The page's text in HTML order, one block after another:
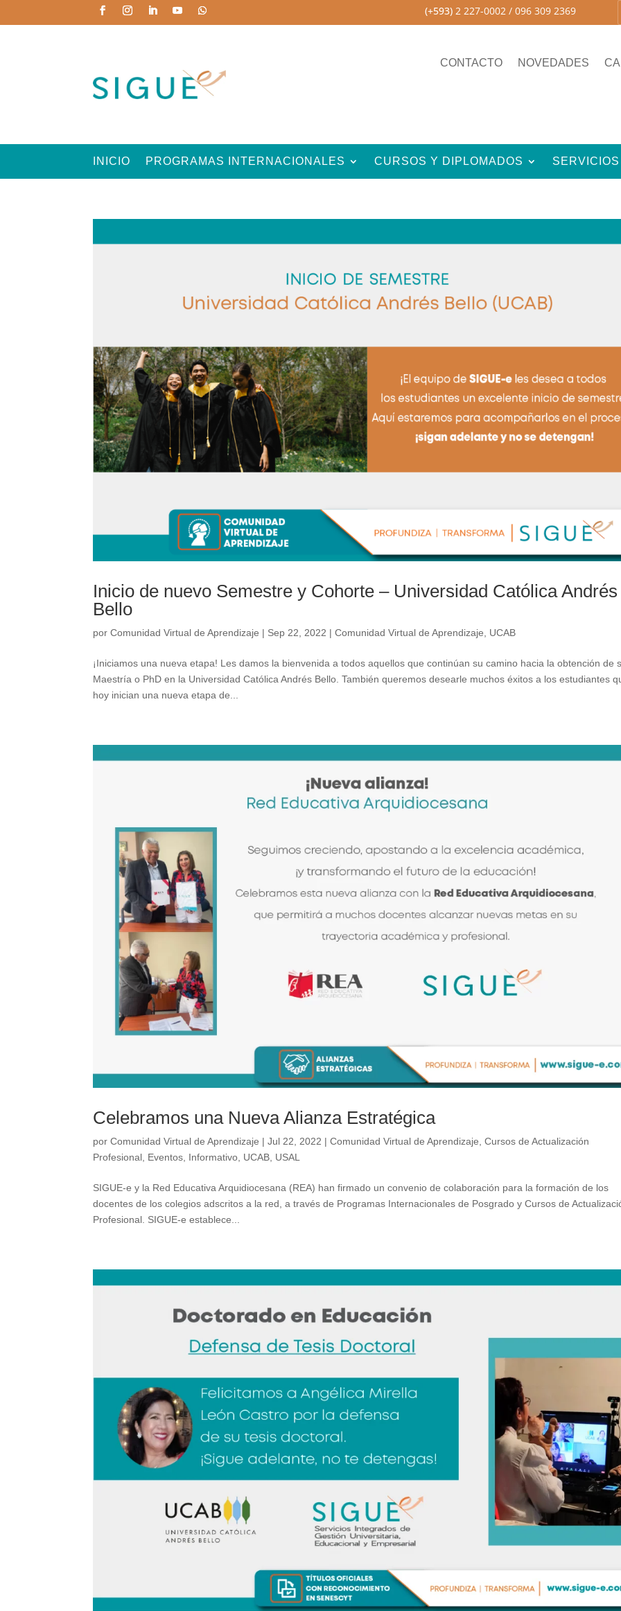
(+593)2 227-0002 / 096 309 2369
CONTACTO NOVEDADES
INICIO PROGRAMAS INTERNACIONALES CURSOS Y DIPLOMADOS SERVICIOS
Inicio de nuevo Semestre y Cohorte – Universidad Católica Andrés
Bello
porComunidad Virtual de Aprendizaje | Sep 22, 2022 |Comunidad Virtual de Aprendizaje, UCAB
¡Iniciamos una nueva etapa! Les damos la bienvenida a todos aquellos que continúan su camino hacia la obtención de
Maestría o PhD en la Universidad Católica Andrés Bello. También queremos desearle muchos éxitos a los estudiantes
hoy inician una nueva etapa de...
Celebramos una Nueva Alianza Estratégica
porComunidad Virtual de Aprendizaje |Jul 22, 2022 |Comunidad Virtual de Aprendizaje,Cursos de Actualización
Profesional, Eventos, Informativo, UCAB, USAL
SIGUE-e y la Red Educativa Arquidiocesana (REA) han firmado un convenio de colaboración para la formación de los
docentes de los colegios adscritos a la red, a través de Programas Internacionales de Posgrado y Cursos de
Profesional. SIGUE-e establece...